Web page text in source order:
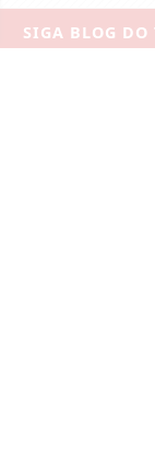
SIGA BLOG DO